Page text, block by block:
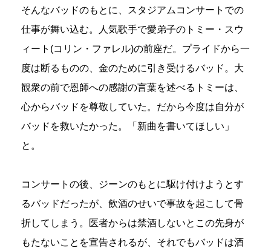
そんなバッドのもとに、スタジアムコンサートでの
仕事が舞い込む。人気歌手で愛弟子のトミー・スウ
ィート(コリン・ファレル)の前座だ。プライドから一
度は断るものの、金のために引き受けるバッド。大
観衆の前で恩師への感謝の言葉を述べるトミーは、
心からバッドを尊敬していた。だから今度は自分が
バッドを救いたかった。「新曲を書いてほしい」
と。
コンサートの後、ジーンのもとに駆け付けようとす
るバッドだったが、飲酒のせいで事故を起こして骨
折してしまう。医者からは禁酒しないとこの先身が
もたないことを宣告されるが、それでもバッドは酒